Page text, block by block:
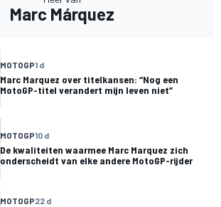
Marc Márquez
MOTOGP1 d
Marc Marquez over titelkansen: “Nog een
MotoGP-titel verandert mijn leven niet”
MOTOGP10 d
De kwaliteiten waarmee Marc Marquez zich
onderscheidt van elke andere MotoGP-rijder
MOTOGP22 d